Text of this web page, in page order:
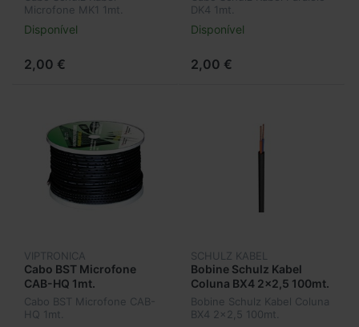
Microfone MK1 1mt.
Disponível
2,00 €
DK4 1mt.
Disponível
2,00 €
VIPTRONICA
Cabo BST Microfone
CAB-HQ 1mt.
Cabo BST Microfone CAB-
HQ 1mt.
SCHULZ KABEL
Bobine Schulz Kabel
Coluna BX4 2x2,5 100mt.
Bobine Schulz Kabel Coluna
BX4 2x2,5 100mt.